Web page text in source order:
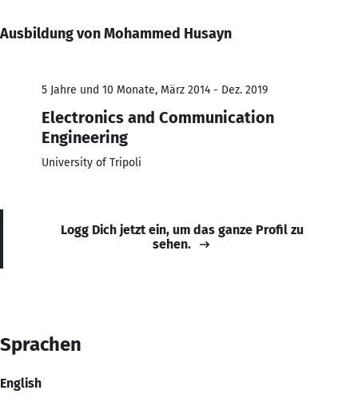
Ausbildung von Mohammed Husayn
5 Jahre und 10 Monate, März 2014 - Dez. 2019
Electronics and Communication
Engineering
University of Tripoli
Logg Dich jetzt ein, um das ganze Profil zu
sehen.
Sprachen
English